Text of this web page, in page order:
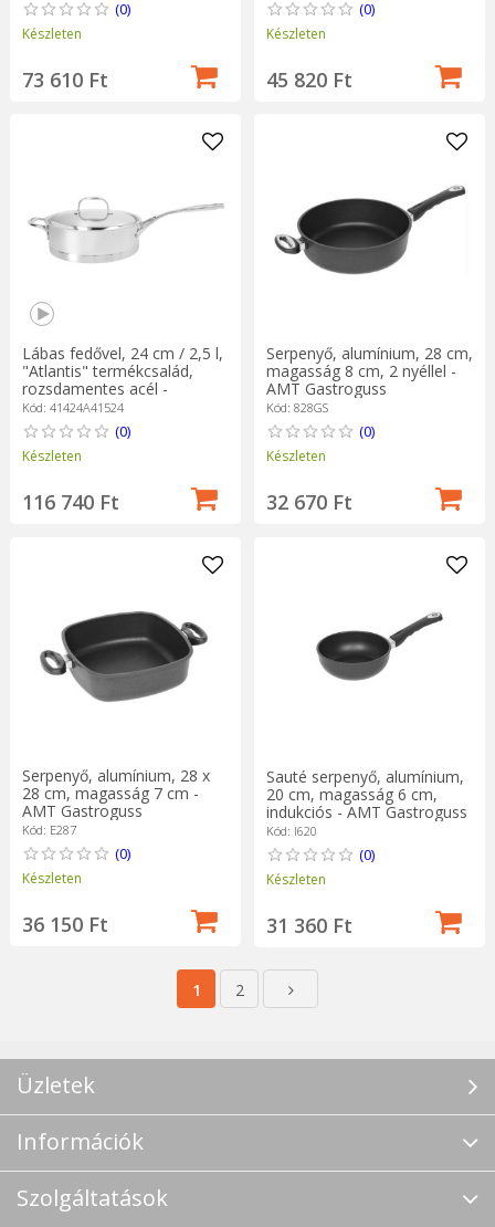
(0)
Készleten
73 610 Ft
(0)
Készleten
45 820 Ft
Lábas fedővel, 24 cm / 2,5 l,
"Atlantis" termékcsalád,
rozsdamentes acél -
Demeyere
Kód: 41424A41524
(0)
Készleten
116 740 Ft
Serpenyő, alumínium, 28 cm,
magasság 8 cm, 2 nyéllel -
AMT Gastroguss
Kód: 828GS
(0)
Készleten
32 670 Ft
Serpenyő, alumínium, 28 x
28 cm, magasság 7 cm -
AMT Gastroguss
Kód: E287
(0)
Készleten
36 150 Ft
Sauté serpenyő, alumínium,
20 cm, magasság 6 cm,
indukciós - AMT Gastroguss
Kód: I620
(0)
Készleten
31 360 Ft
1 2
Üzletek
Információk
Szolgáltatások